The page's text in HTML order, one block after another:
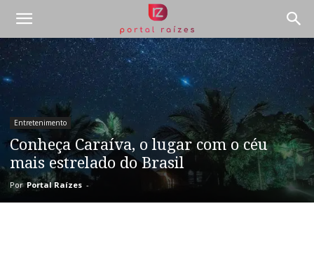
Entretenimento
Conheça Caraíva, o lugar com o céu
mais estrelado do Brasil
Por Portal Raízes -